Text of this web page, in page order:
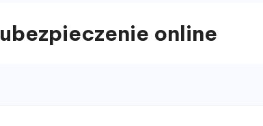
ubezpieczenie online